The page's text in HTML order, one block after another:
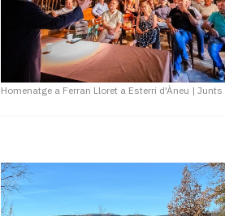
Homenatge a Ferran Lloret a Esterri d'Àneu |Junts